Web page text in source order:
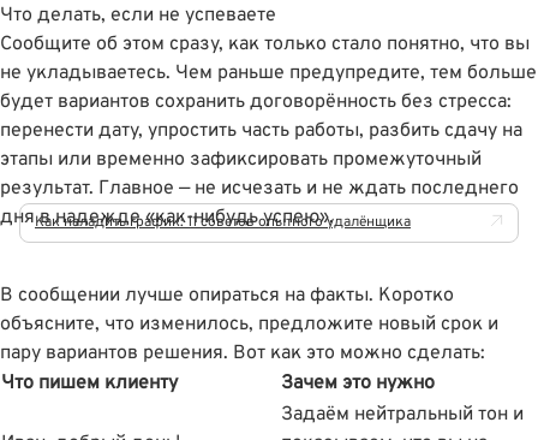
Что делать, если не успеваете
Сообщите об этом сразу, как только стало понятно, что вы
не укладываетесь. Чем раньше предупредите, тем больше
будет вариантов сохранить договорённость без стресса:
перенести дату, упростить часть работы, разбить сдачу на
этапы или временно зафиксировать промежуточный
результат. Главное — не исчезать и не ждать последнего
дня в надежде «как-нибудь успею».
Как наладить график: 11 советов опытного удалёнщика
В сообщении лучше опираться на факты. Коротко
объясните, что изменилось, предложите новый срок и
пару вариантов решения. Вот как это можно сделать:
Что пишем клиенту
Зачем это нужно
Задаём нейтральный тон и